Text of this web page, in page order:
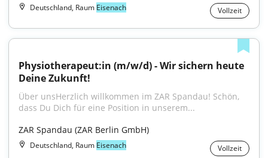
Deutschland, Raum Eisenach Vollzeit
Physiotherapeut:in (m/w/d) - Wir sichern heute
Deine Zukunft!
Über unsHerzlich willkommen im ZAR Spandau! Schön,
dass Du Dich für eine Position in unserem...
ZAR Spandau (ZAR Berlin GmbH)
Deutschland, Raum Eisenach Vollzeit